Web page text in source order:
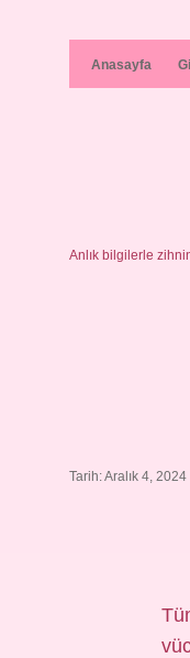
Anasayfa
Anlık bilgilerle
Tarih: Aralık 4, 2024